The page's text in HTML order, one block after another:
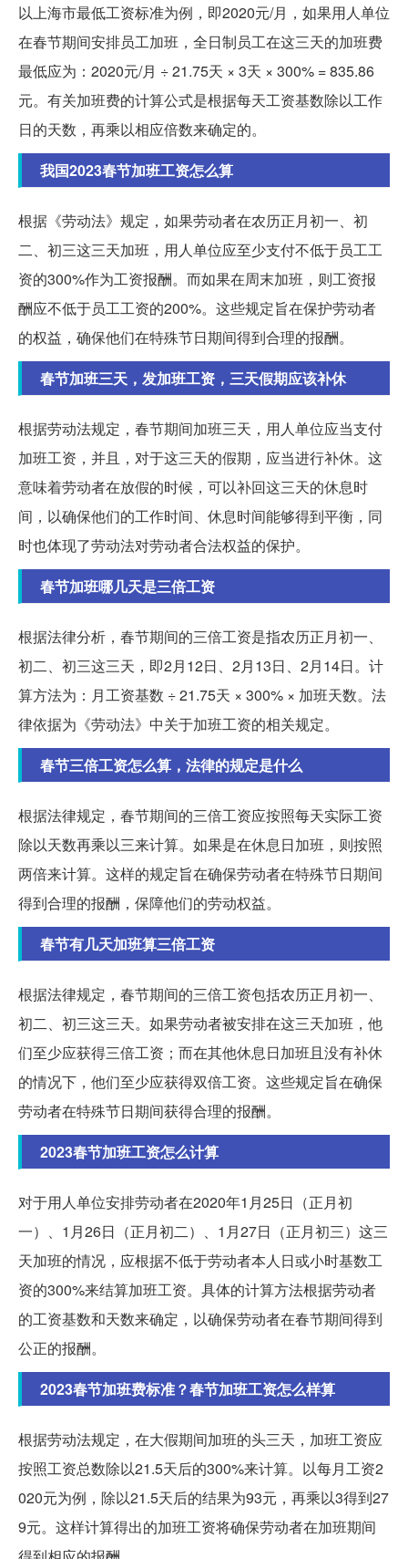
以上海市最低工资标准为例，即2020元/月，如果用人单位
在春节期间安排员工加班，全日制员工在这三天的加班费
最低应为：2020元/月 ÷ 21.75天 × 3天 × 300% = 835.86
元。有关加班费的计算公式是根据每天工资基数除以工作
日的天数，再乘以相应倍数来确定的。
我国2023春节加班工资怎么算
根据《劳动法》规定，如果劳动者在农历正月初一、初
二、初三这三天加班，用人单位应至少支付不低于员工工
资的300%作为工资报酬。而如果在周末加班，则工资报
酬应不低于员工工资的200%。这些规定旨在保护劳动者
的权益，确保他们在特殊节日期间得到合理的报酬。
春节加班三天，发加班工资，三天假期应该补休
根据劳动法规定，春节期间加班三天，用人单位应当支付
加班工资，并且，对于这三天的假期，应当进行补休。这
意味着劳动者在放假的时候，可以补回这三天的休息时
间，以确保他们的工作时间、休息时间能够得到平衡，同
时也体现了劳动法对劳动者合法权益的保护。
春节加班哪几天是三倍工资
根据法律分析，春节期间的三倍工资是指农历正月初一、
初二、初三这三天，即2月12日、2月13日、2月14日。计
算方法为：月工资基数 ÷ 21.75天 × 300% × 加班天数。法
律依据为《劳动法》中关于加班工资的相关规定。
春节三倍工资怎么算，法律的规定是什么
根据法律规定，春节期间的三倍工资应按照每天实际工资
除以天数再乘以三来计算。如果是在休息日加班，则按照
两倍来计算。这样的规定旨在确保劳动者在特殊节日期间
得到合理的报酬，保障他们的劳动权益。
春节有几天加班算三倍工资
根据法律规定，春节期间的三倍工资包括农历正月初一、
初二、初三这三天。如果劳动者被安排在这三天加班，他
们至少应获得三倍工资；而在其他休息日加班且没有补休
的情况下，他们至少应获得双倍工资。这些规定旨在确保
劳动者在特殊节日期间获得合理的报酬。
2023春节加班工资怎么计算
对于用人单位安排劳动者在2020年1月25日（正月初
一）、1月26日（正月初二）、1月27日（正月初三）这三
天加班的情况，应根据不低于劳动者本人日或小时基数工
资的300%来结算加班工资。具体的计算方法根据劳动者
的工资基数和天数来确定，以确保劳动者在春节期间得到
公正的报酬。
2023春节加班费标准？春节加班工资怎么样算
根据劳动法规定，在大假期间加班的头三天，加班工资应
按照工资总数除以21.5天后的300%来计算。以每月工资2
020元为例，除以21.5天后的结果为93元，再乘以3得到27
9元。这样计算得出的加班工资将确保劳动者在加班期间